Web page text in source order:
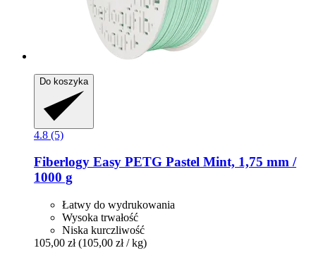
Do koszyka
4.8 (5)
Fiberlogy Easy PETG Pastel Mint, 1,75 mm /
1000 g
Łatwy do wydrukowania
Wysoka trwałość
Niska kurczliwość
105,00 zł (105,00 zł / kg)